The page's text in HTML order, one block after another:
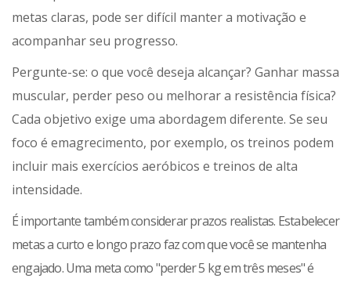
metas claras, pode ser difícil manter a motivação e
acompanhar seu progresso.
Pergunte-se: o que você deseja alcançar? Ganhar massa
muscular, perder peso ou melhorar a resistência física?
Cada objetivo exige uma abordagem diferente. Se seu
foco é emagrecimento, por exemplo, os treinos podem
incluir mais exercícios aeróbicos e treinos de alta
intensidade.
É importante também considerar prazos realistas. Estabelecer
metas a curto e longo prazo faz com que você se mantenha
engajado. Uma meta como "perder 5 kg em três meses" é